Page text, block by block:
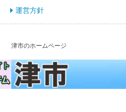
運営方針
津市のホームページ